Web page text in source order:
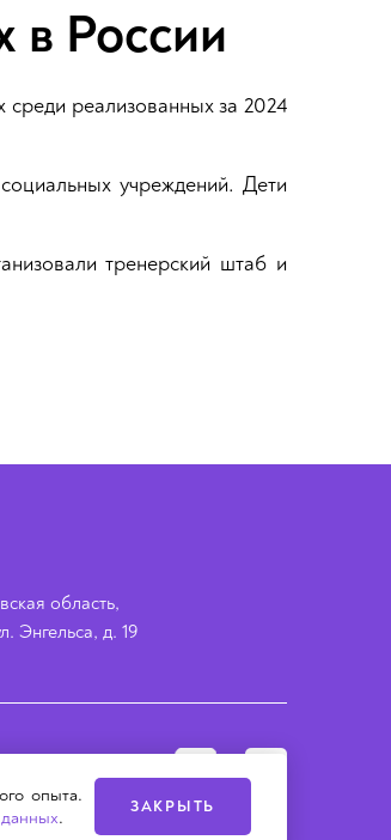
России
реализованных за 2024
учреждений. Дети
тренерский штаб и
область,
Энгельса, д. 19
опыта.
. ЗАКРЫТЬ